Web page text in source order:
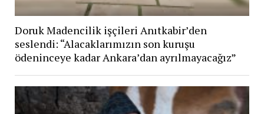
Doruk Madencilik işçileri Anıtkabir’den
seslendi: “Alacaklarımızın son kuruşu
ödeninceye kadar Ankara’dan ayrılmayacağız”